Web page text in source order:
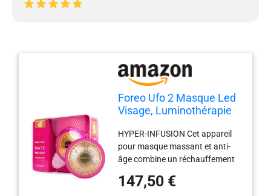
Foreo Ufo 2 Masque Led
Visage, Luminothérapie
Complet, Masque Visage
Beauté, Traitement
Chaud, Froid, Massage
Visage, Hydratant,
Absorption Supérieure
HYPER-INFUSION Cet appareil
pour masque massant et anti-
âge combine un réchauffement
T-sonique pour faciliter
147,50 €